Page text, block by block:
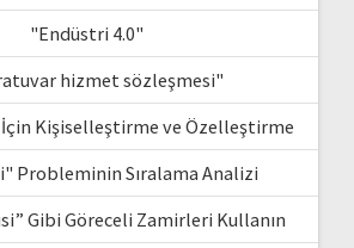
"Endüstri 4.0"
hizmet sözleşmesi"
Kişiselleştirme ve Özelleştirme
Probleminin Sıralama Analizi
Gibi Göreceli Zamirleri Kullanın